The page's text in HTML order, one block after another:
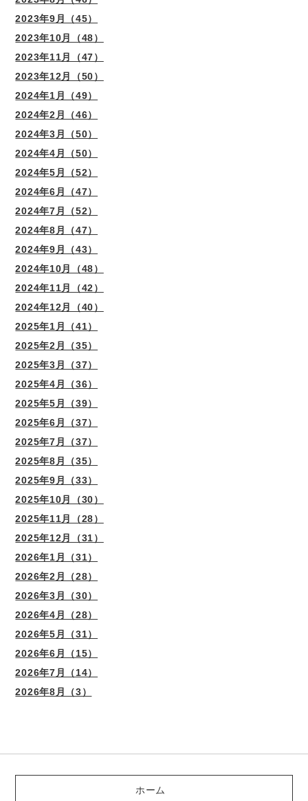
2023年9月（45）
2023年10月（48）
2023年11月（47）
2023年12月（50）
2024年1月（49）
2024年2月（46）
2024年3月（50）
2024年4月（50）
2024年5月（52）
2024年6月（47）
2024年7月（52）
2024年8月（47）
2024年9月（43）
2024年10月（48）
2024年11月（42）
2024年12月（40）
2025年1月（41）
2025年2月（35）
2025年3月（37）
2025年4月（36）
2025年5月（39）
2025年6月（37）
2025年7月（37）
2025年8月（35）
2025年9月（33）
2025年10月（30）
2025年11月（28）
2025年12月（31）
2026年1月（31）
2026年2月（28）
2026年3月（30）
2026年4月（28）
2026年5月（31）
2026年6月（15）
2026年7月（14）
2026年8月（3）
ホーム